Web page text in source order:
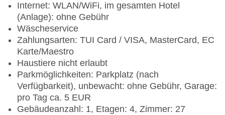
Internet: WLAN/WiFi, im gesamten Hotel
(Anlage): ohne Gebühr
Wäscheservice
Zahlungsarten: TUI Card / VISA, MasterCard, EC
Karte/Maestro
Haustiere nicht erlaubt
Parkmöglichkeiten: Parkplatz (nach
Verfügbarkeit), unbewacht: ohne Gebühr, Garage:
pro Tag ca. 5 EUR
Gebäudeanzahl: 1, Etagen: 4, Zimmer: 27